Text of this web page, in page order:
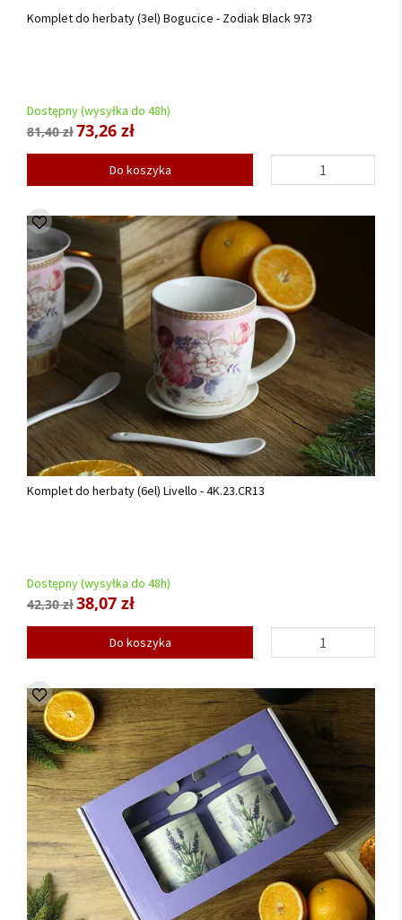
Komplet do herbaty (3el) Bogucice - Zodiak Black 973
Dostępny (wysyłka do 48h)
81,40 zł73,26 zł
Do koszyka
Komplet do herbaty (6el) Livello - 4K.23.CR13
Dostępny (wysyłka do 48h)
42,30 zł38,07 zł
Do koszyka